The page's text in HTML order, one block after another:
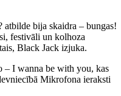
atbilde bija skaidra – bungas!
festivāli un kolhoza
Black Jack izjuka.
– I wanna be with you, kas
Mikrofona ieraksti